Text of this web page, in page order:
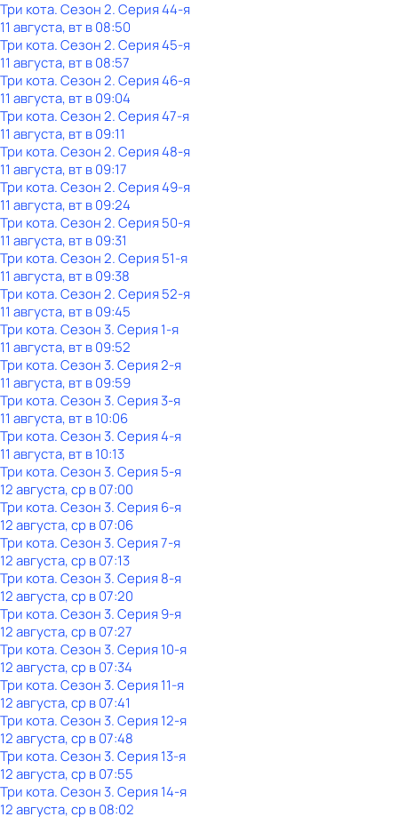
Три кота. Сезон 2. Серия 44-я
11 августа, вт в 08:50
Три кота. Сезон 2. Серия 45-я
11 августа, вт в 08:57
Три кота. Сезон 2. Серия 46-я
11 августа, вт в 09:04
Три кота. Сезон 2. Серия 47-я
11 августа, вт в 09:11
Три кота. Сезон 2. Серия 48-я
11 августа, вт в 09:17
Три кота. Сезон 2. Серия 49-я
11 августа, вт в 09:24
Три кота. Сезон 2. Серия 50-я
11 августа, вт в 09:31
Три кота. Сезон 2. Серия 51-я
11 августа, вт в 09:38
Три кота. Сезон 2. Серия 52-я
11 августа, вт в 09:45
Три кота. Сезон 3. Серия 1-я
11 августа, вт в 09:52
Три кота. Сезон 3. Серия 2-я
11 августа, вт в 09:59
Три кота. Сезон 3. Серия 3-я
11 августа, вт в 10:06
Три кота. Сезон 3. Серия 4-я
11 августа, вт в 10:13
Три кота. Сезон 3. Серия 5-я
12 августа, ср в 07:00
Три кота. Сезон 3. Серия 6-я
12 августа, ср в 07:06
Три кота. Сезон 3. Серия 7-я
12 августа, ср в 07:13
Три кота. Сезон 3. Серия 8-я
12 августа, ср в 07:20
Три кота. Сезон 3. Серия 9-я
12 августа, ср в 07:27
Три кота. Сезон 3. Серия 10-я
12 августа, ср в 07:34
Три кота. Сезон 3. Серия 11-я
12 августа, ср в 07:41
Три кота. Сезон 3. Серия 12-я
12 августа, ср в 07:48
Три кота. Сезон 3. Серия 13-я
12 августа, ср в 07:55
Три кота. Сезон 3. Серия 14-я
12 августа, ср в 08:02